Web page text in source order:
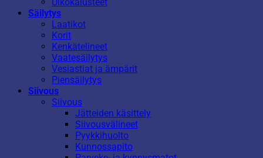
Säilytys
Laatikot
Korit
Kenkätelineet
Vaatesäilytys
Vesiastiat ja ämpärit
Piensäilytys
Siivous
Siivous
Jätteiden käsittely
Siivousvälineet
Pyykkihuolto
Kunnossapito